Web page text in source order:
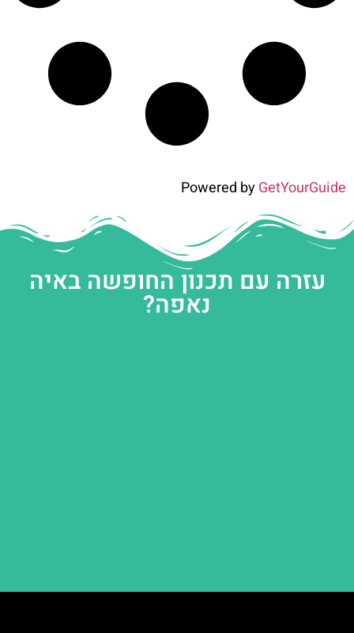
Powered byGetYourGuide
עזרה עם תכנון החופשה באיה
נאפה?